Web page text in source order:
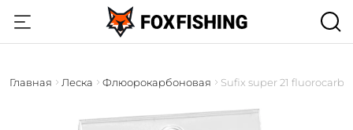
Главная Леска Флюорокарбоновая Sufix super 21